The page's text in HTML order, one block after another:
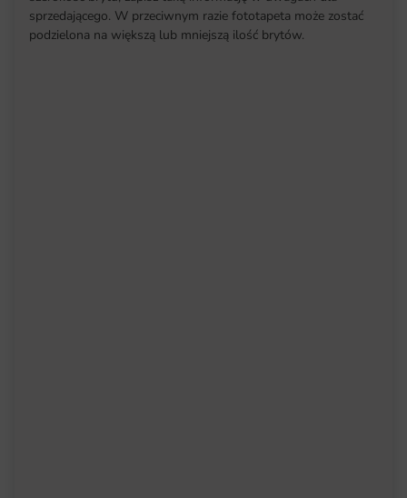
sprzedającego. W przeciwnym razie fototapeta może zostać
podzielona na większą lub mniejszą ilość brytów.